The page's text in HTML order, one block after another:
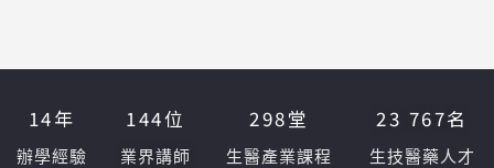
辦學經驗
14年
業界講師
144位
生醫產業課程
298堂
生技醫藥人才
23 767名